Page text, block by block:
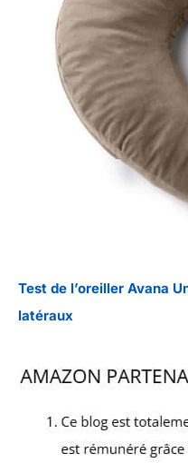
Test de l’oreiller Avana
latéraux